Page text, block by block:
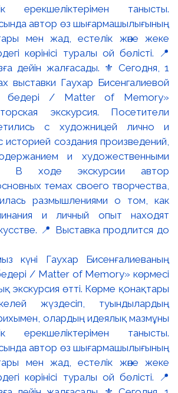
күні Гаухар Бисенғалиеваның
/ Matter of Memory» көрмесі
экскурсия өтті. Көрме қонақтары
жүздесіп, туындылардың
олардың идеялық мазмұны
ерекшеліктерімен танысты.
автор өз шығармашылығының
мен жад, естелік және жеке
көрінісі туралы ой бөлісті. 📍